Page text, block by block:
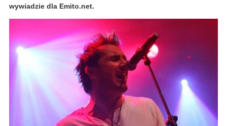
wywiadzie dla Emito.net.